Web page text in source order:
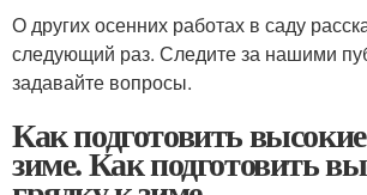
О других осенних работах в саду
следующий раз. Следите за нашими
задавайте вопросы.
Как подготовить
зиме. Как подготовить